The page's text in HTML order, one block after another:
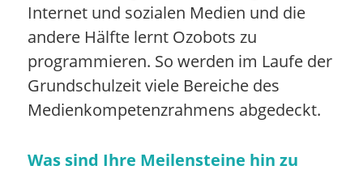
Internet und sozialen Medien und die
andere Hälfte lernt Ozobots zu
programmieren. So werden im Laufe der
Grundschulzeit viele Bereiche des
Medienkompetenzrahmens abgedeckt.
Was sind Ihre Meilensteine hin zu